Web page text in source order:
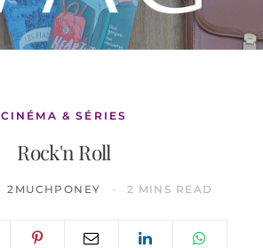
b
o
a e u
CINÉMA & SÉRIES
Rock'n Roll
2MUCHPONEY 2 MINS READ